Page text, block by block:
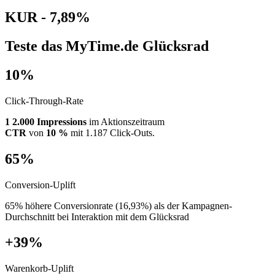
KUR - 7,89%
Teste das MyTime.de Glücksrad
10%
Click-Through-Rate
1 2.000 Impressions im Aktionszeitraum
CTR von 10 % mit 1.187 Click-Outs.
65%
Conversion-Uplift
65% höhere Conversionrate (16,93%) als der Kampagnen-
Durchschnitt bei Interaktion mit dem Glücksrad
+39%
Warenkorb-Uplift